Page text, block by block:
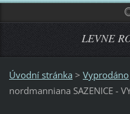
LEVNE
Úvodní stránka > Vyprodáno
nordmanniana SAZENICE -